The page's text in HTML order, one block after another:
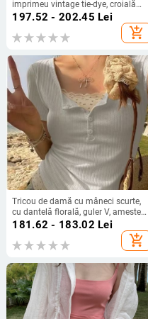
imprimeu vintage tie-dye, croială
lejeră, guler rever, pentru mame și
femei de vârstă mijlocie și în vârstă
197.52 - 202.45 Lei
add_shopping_cart
Tricou de damă cu mâneci scurte,
cu dantelă florală, guler V, amestec
chenille-spandex, detaliu cu nasturi
181.62 - 183.02 Lei
add_shopping_cart